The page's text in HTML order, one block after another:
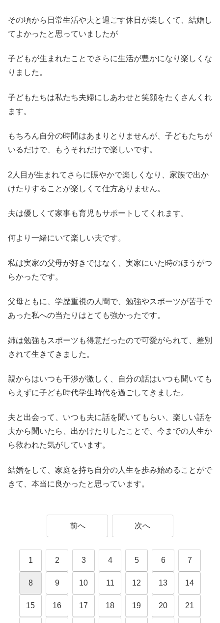
その頃から日常生活や夫と過ごす休日が楽しくて、結婚し
てよかったと思っていましたが
子どもが生まれたことでさらに生活が豊かになり楽しくな
りました。
子どもたちは私たち夫婦にしあわせと笑顔をたくさんくれ
ます。
もちろん自分の時間はあまりとりませんが、子どもたちが
いるだけで、もうそれだけで楽しいです。
2人目が生まれてさらに賑やかで楽しくなり、家族で出か
けたりすることが楽しくて仕方ありません。
夫は優しくて家事も育児もサポートしてくれます。
何より一緒にいて楽しい夫です。
私は実家の父母が好きではなく、実家にいた時のほうがつ
らかったです。
父母ともに、学歴重視の人間で、勉強やスポーツが苦手で
あった私への当たりはとても強かったです。
姉は勉強もスポーツも得意だったので可愛がられて、差別
されて生きてきました。
親からはいつも干渉が激しく、自分の話はいつも聞いても
らえずに子ども時代学生時代を過ごしてきました。
夫と出会って、いつも夫に話を聞いてもらい、楽しい話を
夫から聞いたら、出かけたりしたことで、今までの人生か
ら救われた気がしています。
結婚をして、家庭を持ち自分の人生を歩み始めることがで
きて、本当に良かったと思っています。
前へ 次へ
1 2 3 4 5 6 7
8 9 10 11 12 13 14
15 16 17 18 19 20 21